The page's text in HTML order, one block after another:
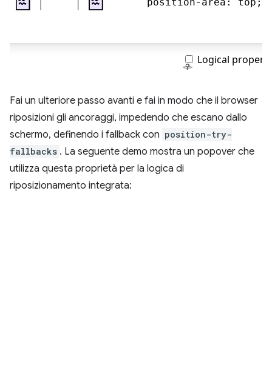
Fai un ulteriore passo avanti e fai in modo che il browser
riposizioni gli ancoraggi, impedendo che escano dallo
schermo, definendo i fallback con position-try-
fallbacks . La seguente demo mostra un popover che
utilizza questa proprietà per la logica di
riposizionamento integrata: